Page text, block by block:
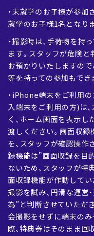
・未就学のお子様が参加
就学のお子様1名となり
・撮影時は、手荷物を持
ます。スタッフが危険
お預かりいたしますの
等を持っての参加もでき
・iPhone端末をご利用
入端末をご利用の方)は
く、ホーム画面を表示
渡しください。画面収録
を、スタッフが確認操作
録機能は”画面収録を目
ないため、スタッフが特
面収録機能が作動して
撮影を試み、円滑な運営
為”と判断させていただ
会撮影をせずに端末の
際、特典券はそのまま回